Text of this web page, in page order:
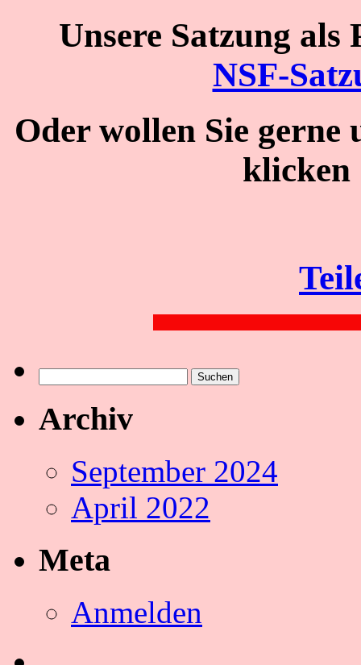
Unsere Satzung
NSF-
Oder wollen Sie gerne
klicken
nach:
Archiv
September 2024
April 2022
Meta
Anmelden